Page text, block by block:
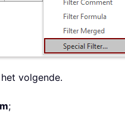
volgende.
;